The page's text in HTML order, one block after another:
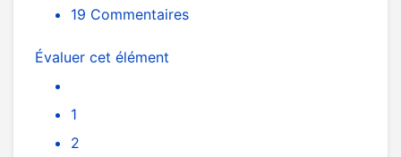
19 Commentaires
Évaluer cet élément
1
2